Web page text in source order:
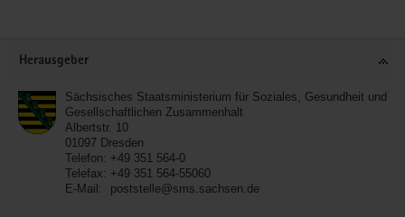
Herausgeber
Sächsisches Staatsministerium für Soziales, Gesundheit und
Gesellschaftlichen Zusammenhalt
Albertstr. 10
01097 Dresden
Telefon: +49 351 564-0
Telefax: +49 351 564-55060
E-Mail:
poststelle@sms.sachsen.de